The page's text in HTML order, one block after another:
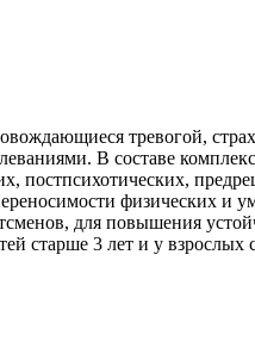
тревогой,
В составе
постпсихотических,
физических и
для повышения
старше 3 лет и у взрослых